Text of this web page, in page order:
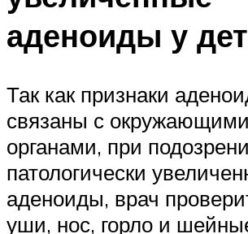
аденоиды у
Так как признаки
связаны с
органами, при
патологически
аденоиды, врач
уши, нос, горло и